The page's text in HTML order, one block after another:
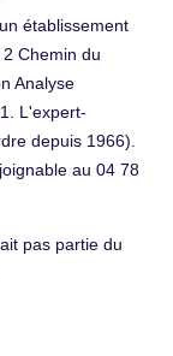
établissement
Chemin du
Analyse
L'expert-
depuis 1966).
au 04 78
pas partie du